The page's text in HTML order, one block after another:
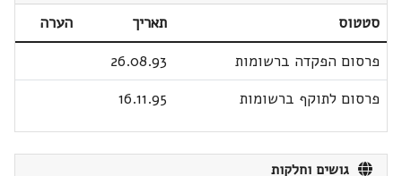
סטטוס תאריך
הערה
פרסום הפקדה ברשומות
26.08.93
פרסום לתוקף ברשומות
16.11.95
גושים וחלקות